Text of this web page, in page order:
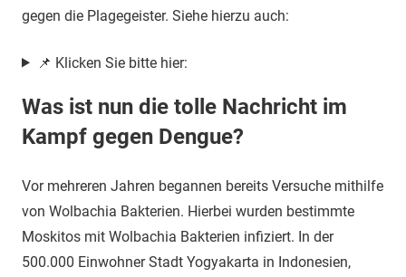
gegen die Plagegeister. Siehe hierzu auch:
📌 Klicken Sie bitte hier:
Was ist nun die tolle Nachricht im
Kampf gegen Dengue?
Vor mehreren Jahren begannen bereits Versuche mithilfe
von Wolbachia Bakterien. Hierbei wurden bestimmte
Moskitos mit Wolbachia Bakterien infiziert. In der
500.000 Einwohner Stadt Yogyakarta in Indonesien,